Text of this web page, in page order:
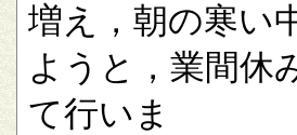
増え，朝の寒い
ようと，業間休
て行いま